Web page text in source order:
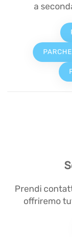
a
Prendi
offriremo